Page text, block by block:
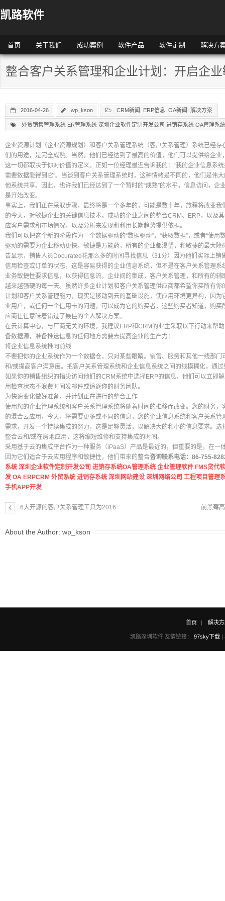
凯路软件
首页 关于我们 成功案例 软件产品 软件定制 解决方
整合客户关系管理和企业计划：开启企
2016-04-26 wp_kson CRM新闻 ERP信息 OA新闻 解决方案
外贸销售管理系统 ER管理系统 深圳企业软件定制开发公司 进销存系统 OA管理系
企业资源计划（企业资源规划）和客户关系管理系统（客户关系管理）系统已经
们的用途，是完全成熟。当然，他们已经达到了最高的价值，他们可以提供给企
这一切都取决于你对价值的定义。正如一位经理最近告诉我的：“我的企业信息系
需要数据能得到它”。当谈到客户关系管理系统时，这种情绪是不同的，他们是伟
他系统共享。因此，也许我们已经达到了一个暂时的“成熟”的水平，信息访问，
是开始改变。
事实上，我们正在采取步骤，最终将是一个多年的，可能是数十年，旅程将改变
的今天，对敏捷企业的关键信息技术。成功的企业之间的整合CRM、ERP，以及
应客户需求和市场情况，以及分析来发现和利用长期趋势提供依据。
我们可以把这个新的阶段作为一个数据驱动的“数据驱动”，“获取数据”，或者“使
驱动的需要为企业移动更快。敏捷是万能药，所有的企业都渴望，和敏捷的最大
告显示，销售人员Docurated花那么多的时间寻找信息（31分）因为他们实际上
信用检查或订单的状态，这是容易获得的企业信息系统，但不是在客户关系管理
业务敏捷性要求信息，以获得信息流，企业间的集成，客户关系管理，和所有的
越来越强硬的每一天。虽然许多企业计划和客户关系管理供应商都希望你买所有
计划和客户关系管理能力，现实是移动到云的基础设施，使应用环境更异构，因
业用户，或任何一个信用卡的问题，可以成为它的购买者，这些购买者知道，购
应商往往意味着错过了最佳的个人解决方案。
在云计算中心，与厂商无关的环境，我建议ERP和CRM的业主采取以下行动来帮
备数据源，准备推送信息的任何地方需要去提高企业的生产力：
将企业信息系统推向前线
不要把你的企业系统作为一个数据仓，只对某些眼睛。销售、服务和其他一线部
和/或提高客户满意度。把客户关系管理系统和企业信息系统之间的线模糊化，通
如果你的销售组织的指尖访问他们的CRM系统中选择ERP的信息，他们可以立即
用检查状态不浪费时间发邮件或追逐你的财务团队。
为快速变化做好准备，并计划正在进行的整合工作
使用您的企业管理系统和客户关系管理系统将随着时间的推移而改变。您的财务
的混合云应用，今天，将需要更多或不同的信息，您的企业信息系统和客户关系
需求，开发一个持续集成的努力，这是足够灵活，以解决大的和小的信息要求。
整合云和/或在房地应用，这将缩短维修和支持集成的时间。
采用基于云的集成平台作为一种服务（iPaaS）产品是最近的，但重要的是，在一
因为它们适合于云应用程序和敏捷性，他们带来的整合咨询联系电话：86-755-
系统 深圳企业软件定制开发公司 进销存系统OA管理系统 企业管理软件 FMS贷代
发 OA ERPCRM 外贸系统 进销存系统 深圳网站建设 深圳网络公司 工程项目管理
手机APP开发
6大开源的客户关系管理工具为2016 前黑莓
About the Author: wp_kson
首页 解决
凯路深圳软件 友情链接： 97sky下载 |